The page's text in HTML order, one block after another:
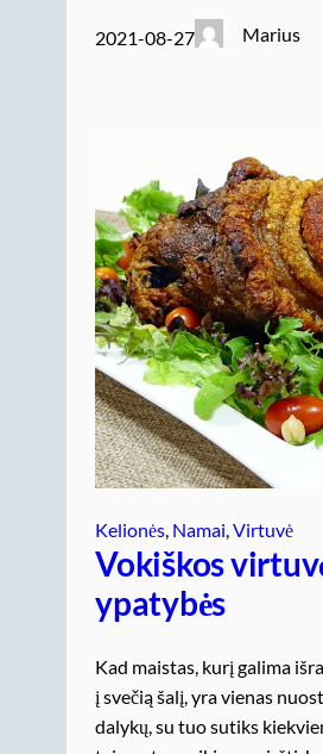
2021-08-27 Marius
Kelionės, Namai, Virtuvė
Vokiškos
ypatybės
Kad maistas, kurį galima
į svečią šalį, yra vienas
dalykų, su tuo sutiks